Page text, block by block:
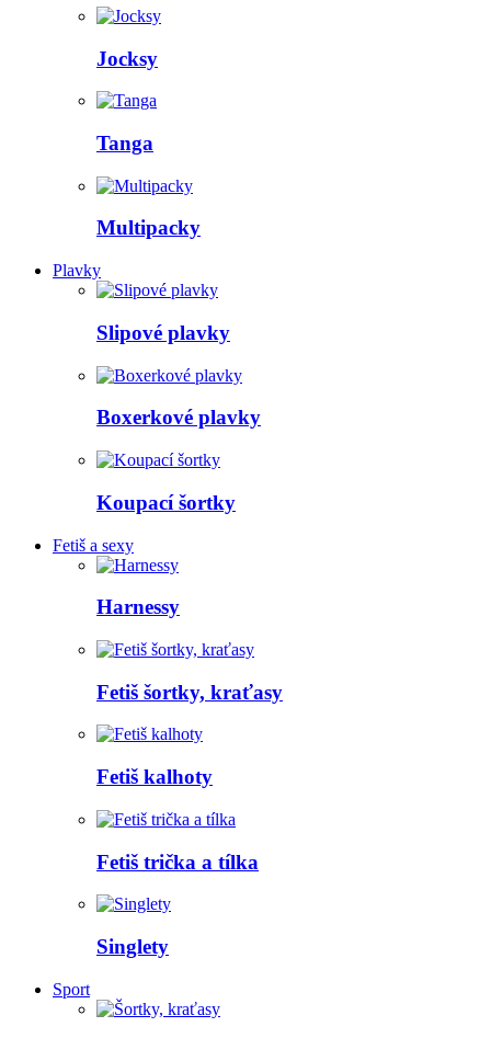
Jocksy
Tanga
Multipacky
Plavky
Slipové plavky
Boxerkové plavky
Koupací šortky
Fetiš a sexy
Harnessy
Fetiš šortky, kraťasy
Fetiš kalhoty
Fetiš trička a tílka
Singlety
Sport